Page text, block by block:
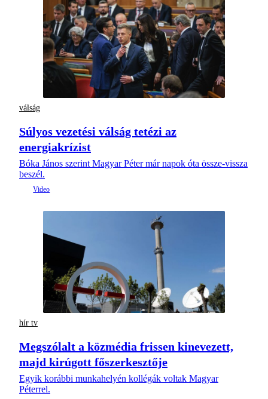
válság
Súlyos vezetési válság tetézi az
energiakrízist
Bóka János szerint Magyar Péter már napok óta össze-vissza
beszél.
hír tv
Megszólalt a közmédia frissen kinevezett,
majd kirúgott főszerkesztője
Egyik korábbi munkahelyén kollégák voltak Magyar
Péterrel.